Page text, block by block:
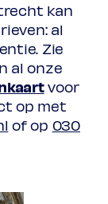
kan
al
Zie
al onze
voor
op met
of op 030